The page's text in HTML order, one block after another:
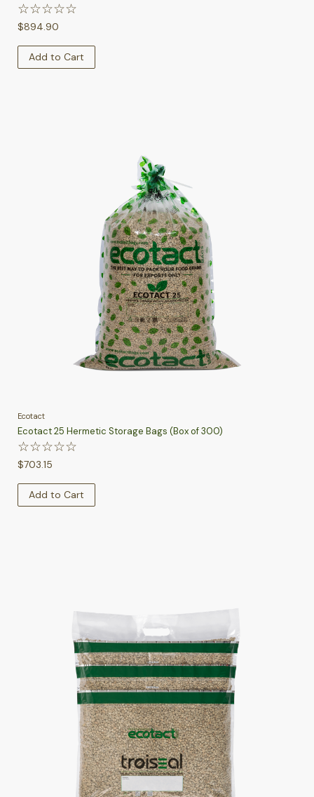
☆☆☆☆☆
$894.90
Add to Cart
Ecotact
Ecotact 25 Hermetic Storage Bags (Box of 300)
☆☆☆☆☆
$703.15
Add to Cart